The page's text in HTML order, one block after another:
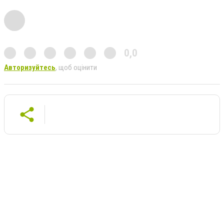
0,0
Авторизуйтесь, щоб оцінити